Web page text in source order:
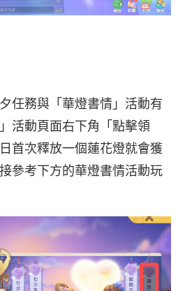
任務與「華燈書情」活動有
活動頁面右下角「點擊領
首次釋放一個蓮花燈就會獲
參考下方的華燈書情活動玩